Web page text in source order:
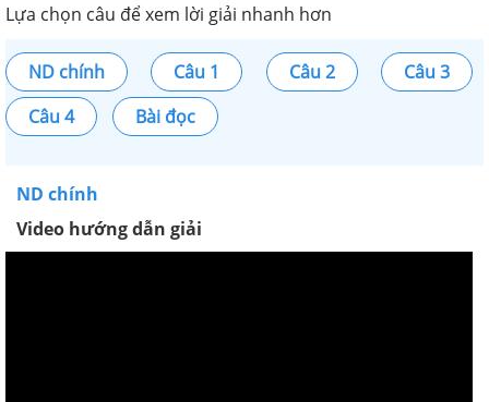
Lựa chọn câu để xem lời giải nhanh hơn
ND chính Câu 1 Câu 2
Câu 3
Câu 4
Bài đọc
ND chính
Video hướng dẫn giải